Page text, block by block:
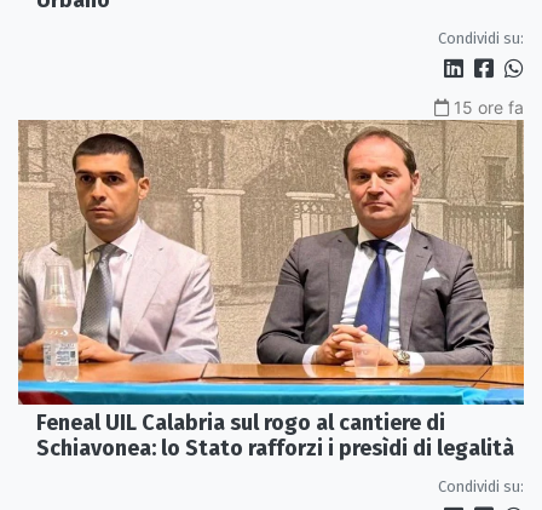
Condividi su:
15 ore fa
Feneal UIL Calabria sul rogo al cantiere di
Schiavonea: lo Stato rafforzi i presìdi di legalità
Condividi su: